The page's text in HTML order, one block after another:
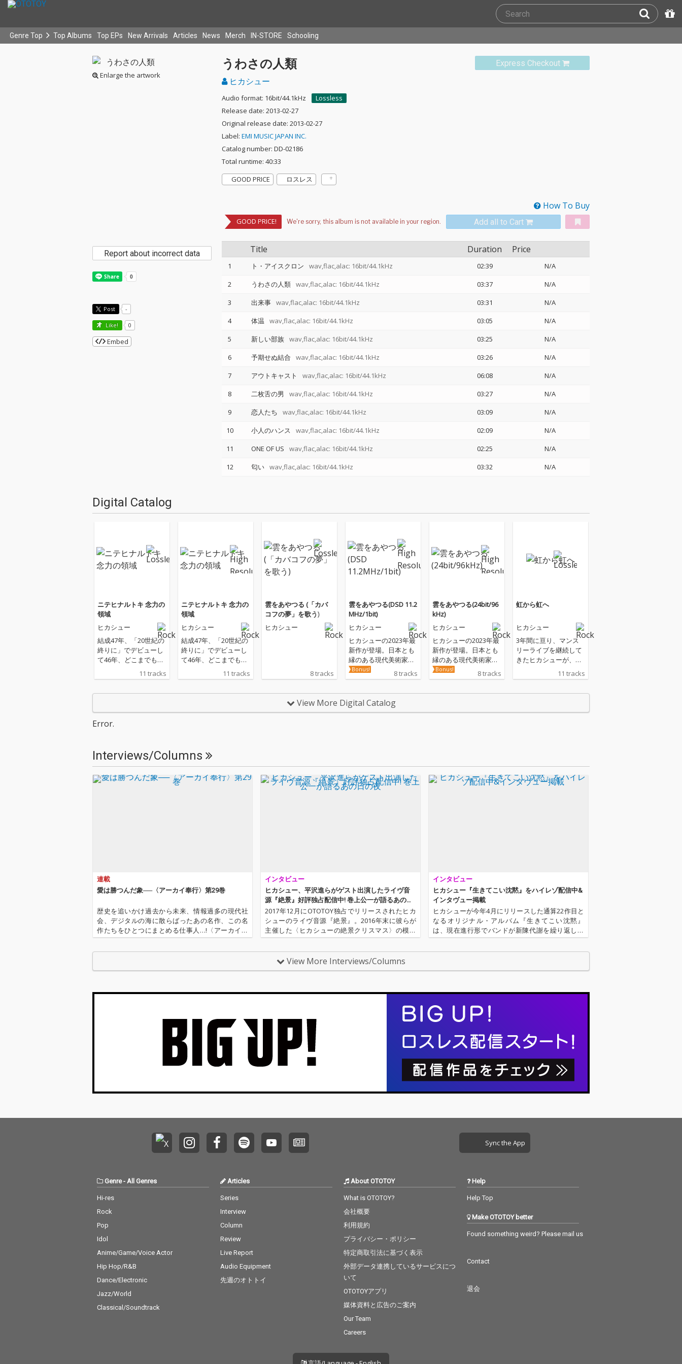
Genre Top Top Albums Top EPs New Arrivals Articles News Merch IN-STORE Schooling
Enlarge the artwork
Express Checkout
うわさの人類
ヒカシュー
Audio format: 16bit/44.1kHz
Lossless
Release date: 2013-02-27
Original release date: 2013-02-27
Label: EMI MUSIC JAPAN INC.
Catalog number: DD-02186
Total runtime: 40:33
GOOD PRICE
ロスレス
How To Buy
GOOD PRICE! Add all to Cart
Title Duration Price
1 ト・アイスクロン wav,flac,alac: 16bit/44.1kHz 02:39
N/A
2
うわさの人類 wav,flac,alac: 16bit/44.1kHz 03:37
N/A
3
出来事 wav,flac,alac: 16bit/44.1kHz 03:31
N/A
4
体温 wav,flac,alac: 16bit/44.1kHz 03:05
N/A
5
新しい部族 wav,flac,alac: 16bit/44.1kHz 03:25
N/A
6
予期せぬ結合 wav,flac,alac: 16bit/44.1kHz 03:26
N/A
7
アウトキャスト wav,flac,alac: 16bit/44.1kHz 06:08
N/A
8
二枚舌の男 wav,flac,alac: 16bit/44.1kHz 03:27
N/A
9
恋人たち wav,flac,alac: 16bit/44.1kHz 03:09
N/A
10
小人のハンス wav,flac,alac: 16bit/44.1kHz 02:09
N/A
11
ONE OF US wav,flac,alac: 16bit/44.1kHz 02:25
N/A
12
匂い wav,flac,alac: 16bit/44.1kHz 03:32 N/A
Report about incorrect data
Post -
Like! 0
Embed
Digital Catalog
ニテヒナルトキ 念力の
領域
ヒカシュー
結成47年、「20世紀の
終りに」でデビューし
て46年、どこまでも独
自の道を進み続けてき
たヒカシューが、この
の領域』が2025年12月
ヒカシュー、似て非な
る刻を生きる、他の追
従をゆるさぬ独自チャ
ンネルアルバム。 巻上
ース 清水一登ピアノ、
マリンバ、シンセサイ
ゲスト: 立岩潤三フレー
ムドラム、レク
11 tracks
ニテヒナルトキ 念力の
領域
ヒカシュー
結成47年、「20世紀の
終りに」でデビューし
て46年、どこまでも独
自の道を進み続けてき
たヒカシューが、この
ヒカシュー、似て非な
る刻を生きる、他の追
従をゆるさぬ独自チャ
マリンバ、シンセサイ
ゲスト: 立岩潤三フレー
ムドラム、レク
11 tracks
雲をあやつる (「カバ
コフの夢」を歌う)
ヒカシュー
8 tracks
雲をあやつる(DSD 11.2
MHz/1bit)
ヒカシュー
ヒカシューの2023年最
新作が登場。日本とも
縁のある現代美術家の
イリヤ&エミリア・カ
バコフの作品から着想
を収録。
Bonus! 8 tracks
雲をあやつる(24bit/96
kHz)
ヒカシュー
ヒカシューの2023年最
新作が登場。日本とも
縁のある現代美術家の
イリヤ&エミリア・カ
バコフの作品から着想
Bonus! 8 tracks
虹から虹へ
ヒカシュー
3年間に亘り、マンス
リーライブを継続して
きたヒカシューが、コ
ロナ禍のトンネルを越
え、その成果を結実し
11 tracks
View More Digital Catalog
Error.
Interviews/Columns
連載
愛は勝つんだ象──〈アーカイ奉行〉第29巻
歴史を追いかけ過去から未来、情報過多の現代社
会、デジタルの海に散らばったあの名作、この名
作たちをひとつにまとめる仕事人…!〈アーカイ奉
行〉が今日もデジタルの乱世を治める…!'''〈アーカ
インタビュー
ヒカシュー、平沢進らがゲスト出演したライヴ音
源『絶景』好評独占配信中! 巻上公一が語るあの日
の夜
2017年12月にOTOTOY独占でリリースされたヒカ
シューのライヴ音源『絶景』。2016年末に彼らが
主催した〈ヒカシューの絶景クリスマス〉の模様
をMCを含めノーカットで収録した本作。しかも驚
トの参加…… …
インタビュー
ヒカシュー『生きてこい沈黙』をハイレゾ配信中&
インタヴュー掲載
ヒカシューが今年4月にリリースした通算22作目と
なるオリジナル・アルバム『生きてこい沈黙』
は、現在進行形でバンドが新陳代謝を繰り返して
いることを雄弁に物語った作品である。2014年10
View More Interviews/Columns
Sync the App
Genre- All Genres
Hi-res
Rock
Pop
Idol
Anime/Game/Voice Actor
Hip Hop/R&B
Dance/Electronic
Jazz/World
Classical/Soundtrack
Articles
Series
Interview
Column
Review
Live Report
Audio Equipment
先週のオトトイ
About OTOTOY
What is OTOTOY?
会社概要
利用規約
プライバシー・ポリシー
特定商取引法に基づく表示
外部データ連携しているサービスにつ
いて
OTOTOYアプリ
媒体資料と広告のご案内
Our Team
Careers
Help
Help Top
Make OTOTOY better
Found something weird? Please mail us
Contact
退会